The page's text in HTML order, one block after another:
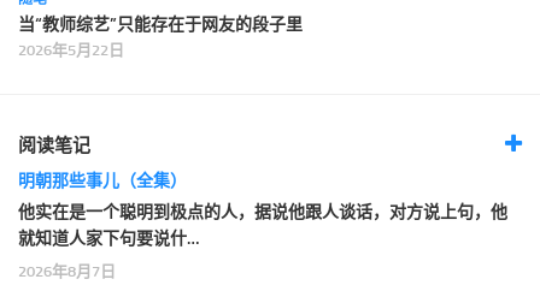
当“教师综艺”只能存在于网友的段子里
2026年5月22日
阅读笔记
明朝那些事儿（全集）
他实在是一个聪明到极点的人，据说他跟人谈话，对方说上句，他
就知道人家下句要说什…
2026年8月7日